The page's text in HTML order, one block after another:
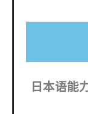
日本语能